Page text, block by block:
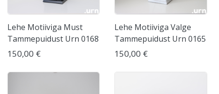
Lehe Motiiviga Must
Tammepuidust Urn 0168
150,00 €
Lehe Motiiviga Valge
Tammepuidust Urn 0165
150,00 €